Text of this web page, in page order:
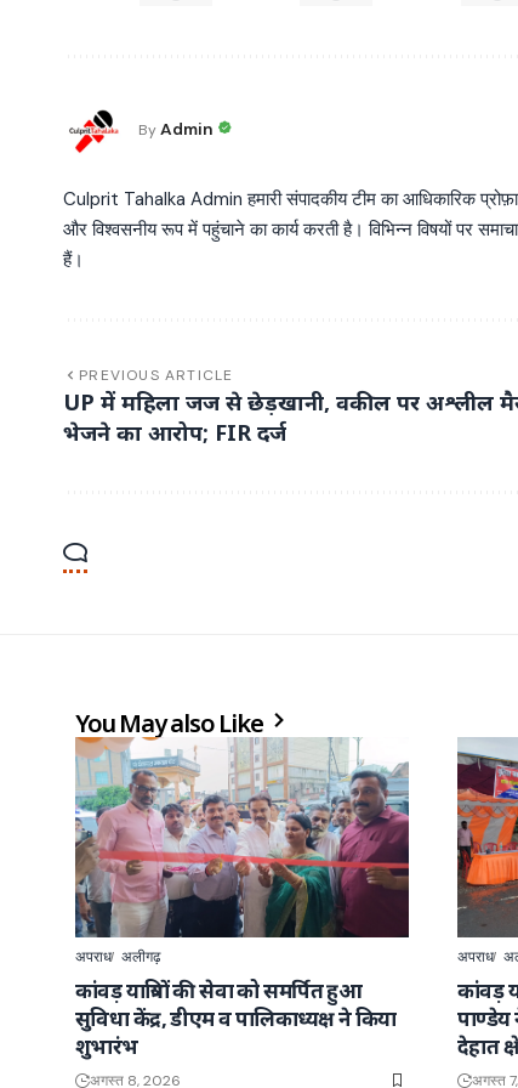
ByAdmin
Culprit Tahalka Admin हमारी संपादकीय टीम का आधिकारिक
और विश्वसनीय रूप में पहुंचाने का कार्य करती है। विभिन्न विषयों पर
हैं।
PREVIOUS ARTICLE
UP में महिला जज से छेड़खानी, वकील पर अश्लील
भेजने का आरोप; FIR दर्ज
You May also Like
अपराध अलीगढ़
कांवड़ यात्रियों की सेवा को समर्पित हुआ
सुविधा केंद्र, डीएम व पालिकाध्यक्ष ने किया
शुभारंभ
अगस्त 8, 2026
अपराध
कांवड़
पाण्डेय
देहात
अगस्त